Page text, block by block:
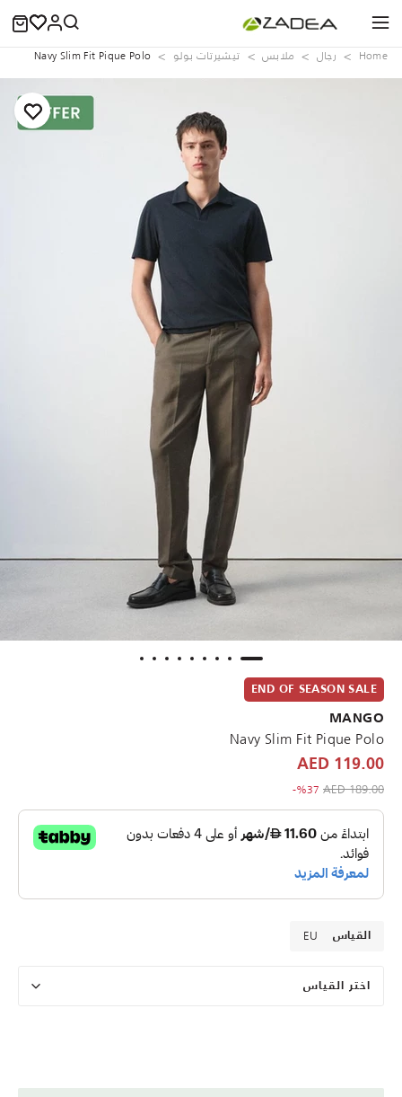
Home رجال ملابس تيشيرتات بولو Navy Slim Fit Pique Polo
END OF SEASON SALE
MANGO
Navy Slim Fit Pique Polo
119.00 AED
Price reduced from
189.00 AED
to 119.00 AED
%37-
القياس EU
اختر القياس